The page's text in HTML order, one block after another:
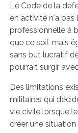
Le Code de la
en activité n'a pas
professionnelle à
que ce soit mais
sans but lucratif
pourrait surgir
Des limitations
militaires qui
vie civile lorsque
créer une